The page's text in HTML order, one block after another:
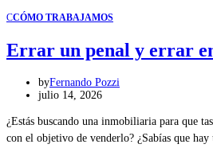
CCÓMO TRABAJAMOS
Errar un penal y errar
byFernando Pozzi
julio 14, 2026
¿Estás buscando una inmobiliaria para que
con el objetivo de venderlo? ¿Sabías que